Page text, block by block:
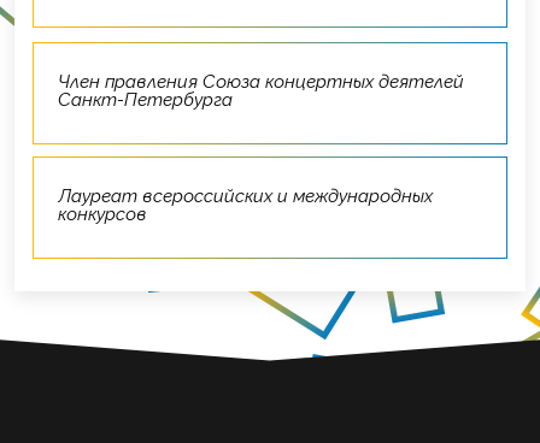
Член правления Союза концертных деятелей
Санкт-Петербурга
Лауреат всероссийских и международных
конкурсов